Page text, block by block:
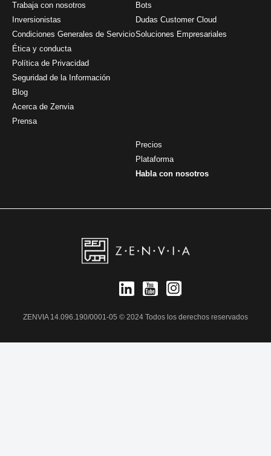
Trabaja con nosotros
Inversionistas
Condiciones Generales de Servicio
Ética y conducta
Política de Privacidad
Seguridad de la Información
Blog
Acerca de Zenvia
Prensa
Bots
Dudas Customer Cloud
Soluciones Empresariales
Precios
Plataforma
Habla con nosotros
ZENVIA 14.096.190/0001-05 © 2024 Todos los derechos reservados